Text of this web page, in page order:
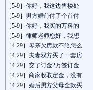
［5-9］ 你好，我这边售楼处
［5-9］ 男方婚前付了个首付
［5-9］ 你好，我买的万科的
［5-9］ 律师老师您好，我想
［4-29］ 母亲欠房款不给怎么
［4-29］ 夫妻双方买了一套房
［4-29］ 交了订金2万签订金
［4-29］ 商家收取定金，没有
［4-29］ 婚后男方父母全款买